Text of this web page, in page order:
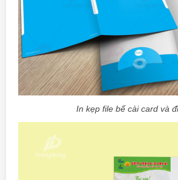
In kẹp file bế cài card và